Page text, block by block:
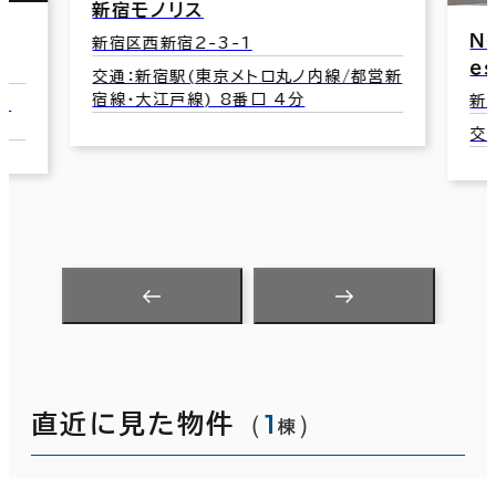
新宿モノリス
新宿区西新宿2-3-1
交通：新宿駅(東京メトロ丸ノ内線/都営新
宿線･大江戸線) 8番口 4分
Ｎ
ｅｓｔ
新
交
直近に見た物件 （1 棟 ）